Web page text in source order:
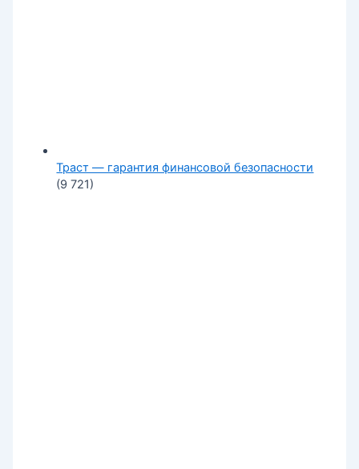
Траст — гарантия финансовой безопасности
(9 721)